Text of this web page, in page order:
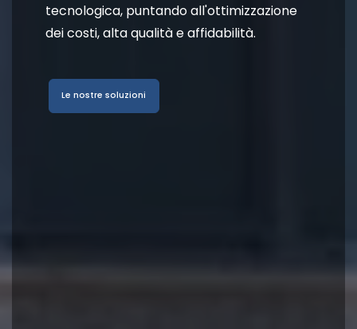
tecnologica, puntando all'ottimizzazione
dei costi, alta qualità e affidabilità.
Le nostre soluzioni